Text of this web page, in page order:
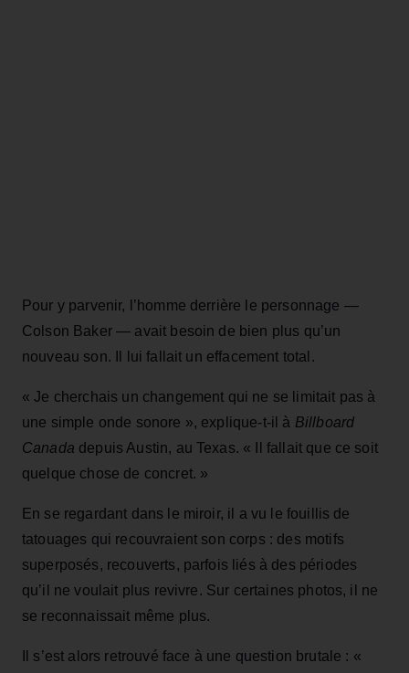
Pour y parvenir, l’homme derrière le personnage —
Colson Baker — avait besoin de bien plus qu’un
nouveau son. Il lui fallait un effacement total.
« Je cherchais un changement qui ne se limitait pas à
une simple onde sonore », explique‑t‑il à Billboard
Canada depuis Austin, au Texas. « Il fallait que ce soit
quelque chose de concret. »
En se regardant dans le miroir, il a vu le fouillis de
tatouages qui recouvraient son corps : des motifs
superposés, recouverts, parfois liés à des périodes
qu’il ne voulait plus revivre. Sur certaines photos, il ne
se reconnaissait même plus.
Il s’est alors retrouvé face à une question brutale : «